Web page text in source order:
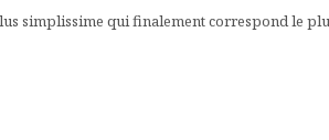
simplissime qui finalement correspond le